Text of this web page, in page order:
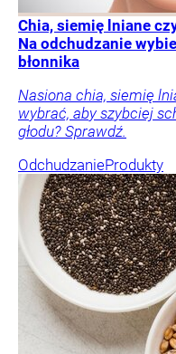
Chia, siemię lniane
Na odchudzanie
błonnika
Nasiona chia, siemię
wybrać, aby szybciej
głodu? Sprawdź.
OdchudzanieProdukty